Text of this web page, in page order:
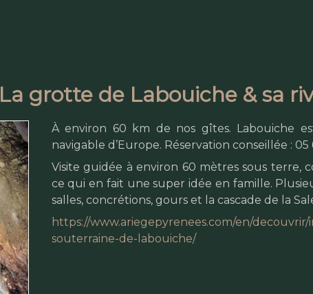
La grotte de Labouiche & sa
À environ 60 km de nos gîtes. Labouiche
navigable d’Europe. Réservation conseillée : 05
Visite guidée à environ 60 mètres sous terre,
ce qui en fait une super idée en famille.
salles, concrétions, gours et la cascade de la
https://www.ariegepyrenees.com/en/
souterraine-de-labouiche/